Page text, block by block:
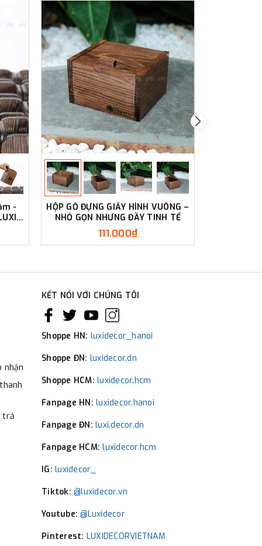
-
HỘP GỖ ĐỰNG GIẤY HÌNH VUÔNG –
NHỎ GỌN NHƯNG ĐẦY TINH TẾ
111.000₫
nhận
trả
KẾT NỐI VỚI CHÚNG TÔI
Shoppe HN: luxidecor_hanoi
Shoppe ĐN: luxidecor.dn
Shoppe HCM: luxidecor.hcm
Fanpage HN: luxidecor.hanoi
Fanpage ĐN: luxi.decor.dn
Fanpage HCM:luxidecor.hcm
IG: luxidecor_
Tiktok: @luxidecor.vn
Youtube:@Luxidecor
Pinterest: LUXIDECORVIETNAM